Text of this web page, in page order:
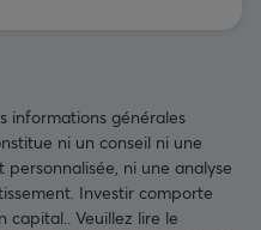
informations générales
ni un conseil ni une
personnalisée, ni une analyse
Investir comporte
capital.. Veuillez lire le